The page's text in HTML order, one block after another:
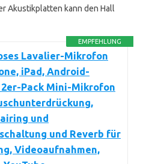
Akustikplatten kann den Hall
EMPFEHLUNG
Lavalier-Mikrofon
iPad, Android-
2er-Pack Mini-Mikrofon
und
und Reverb für
Videoaufnahmen,